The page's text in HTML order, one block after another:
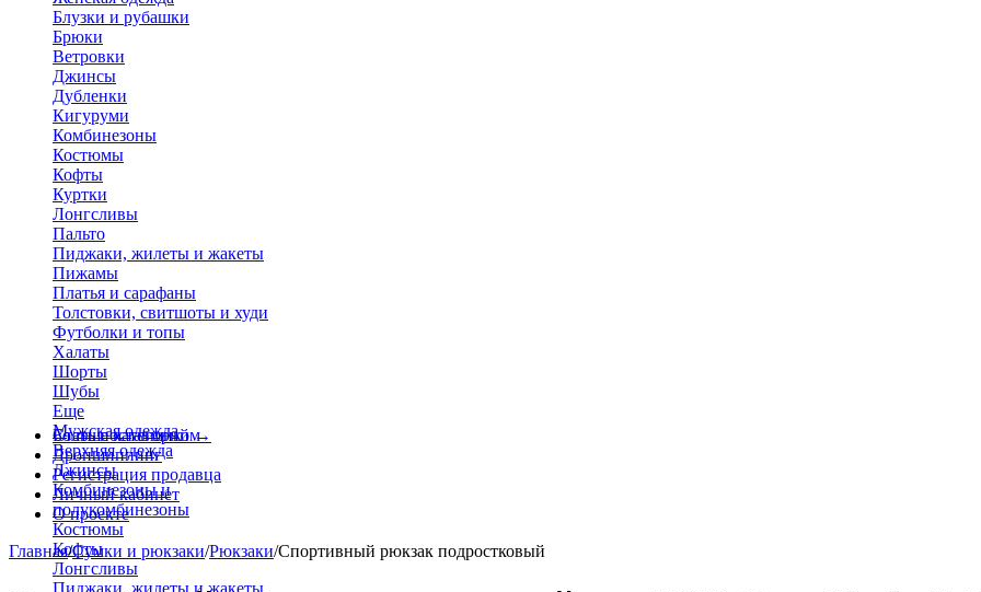
Блузки и рубашки
Брюки
Ветровки
Джинсы
Дубленки
Кигуруми
Комбинезоны
Костюмы
Кофты
Куртки
Лонгсливы
Пальто
Пиджаки, жилеты и жакеты
Пижамы
Платья и сарафаны
Толстовки, свитшоты и худи
Футболки и топы
Халаты
Шорты
Шубы
Еще
Мужская одежда
Верхняя одежда
Джинсы
Комбинезоны и
полукомбинезоны
Костюмы
Кофты
Лонгсливы
Пиджаки, жилеты и жакеты
Больше категорий→
Стать поставщиком
Дропшиппинг
Регистрация продавца
Личный кабинет
О проекте
Главная/Сумки и рюкзаки/Рюкзаки/Спортивный рюкзак подростковый